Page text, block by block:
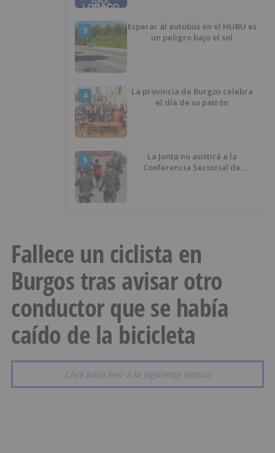
3
Esperar al autobús en el HUBU es
un peligro bajo el sol
4
La provincia de Burgos celebra
el día de su patrón
5
La Junta no asistirá a la
Conferencia Sectorial de
Fallece un ciclista en
Burgos tras avisar otro
conductor que se había
caído de la bicicleta
Click para leer a la siguiente noticia